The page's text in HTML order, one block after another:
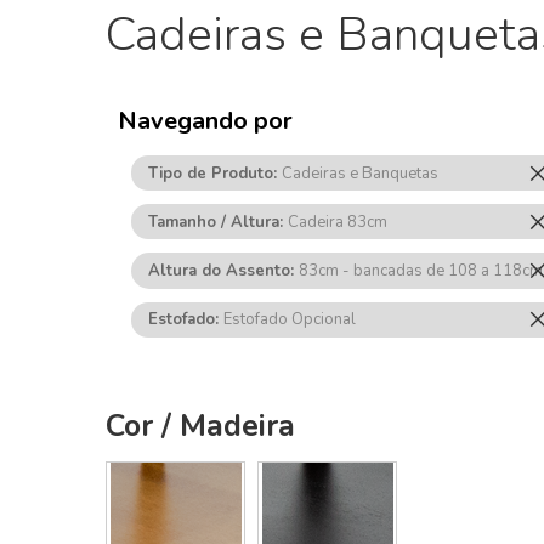
Cadeiras e
Navegando por
Tipo de Produto Cadeiras e Banquetas
Tamanho / Altura Cadeira 83cm
Altura do Assento 83cm - bancadas de 108 a 118cm
Estofado Estofado Opcional
Cor / Madeira